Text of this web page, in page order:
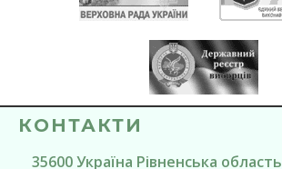
КОНТАКТИ
35600Україна Рівненська область